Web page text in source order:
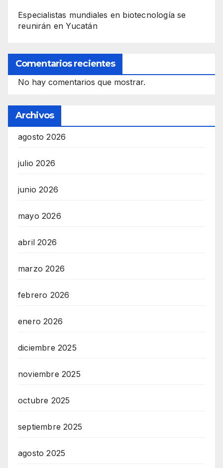
Especialistas mundiales en biotecnología se
reunirán en Yucatán
Comentarios recientes
No hay comentarios que mostrar.
Archivos
agosto 2026
julio 2026
junio 2026
mayo 2026
abril 2026
marzo 2026
febrero 2026
enero 2026
diciembre 2025
noviembre 2025
octubre 2025
septiembre 2025
agosto 2025